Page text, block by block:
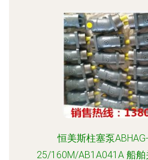
恒美斯柱塞泵
25/160M/AB1A041A 船